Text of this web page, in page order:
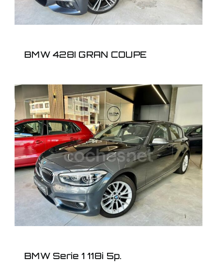
BMW 428I GRAN COUPE
BMW Serie 1 118i 5p.
BMW Serie 1 118i 5p.